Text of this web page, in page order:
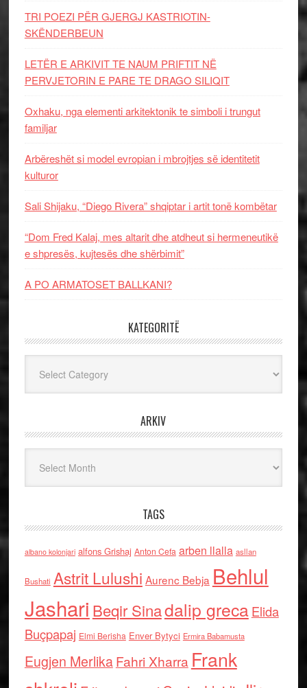
TRI POEZI PËR GJERGJ KASTRIOTIN-
SKËNDERBEUN
LETËR E ARKIVIT TE NAUM PRIFTIT NË
PERVJETORIN E PARE TE DRAGO SILIQIT
Oxhaku, nga elementi arkitektonik te simboli i trungut
familjar
Arbëreshët si model evropian i mbrojtjes së identitetit
kulturor
Sali Shijaku, “Diego Rivera” shqiptar i artit tonë kombëtar
“Dom Fred Kalaj, mes altarit dhe atdheut si hermeneutikë
e shpresës, kujtesës dhe shërbimit”
A PO ARMATOSET BALLKANI?
KATEGORITË
ARKIV
TAGS
albano kolonjari alfons Grishaj Anton Cefa arben llalla asllan
Bushati Astrit Lulushi Aurenc Bebja Behlul
Jashari Beqir Sinadalip grecaElida
Buçpapaj Elmi Berisha Enver Bytyci Ermira Babamusta
Eugjen MerlikaFahri Xharra Frank